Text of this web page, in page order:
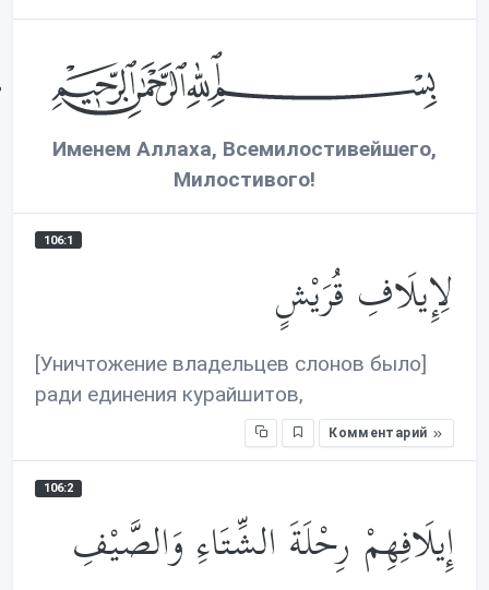
y
e
t
n
Именем Аллаха, Всемилостивейшего,
Милостивого!
106:1
لِإِيلَافِ قُرَيْشٍ
[Уничтожение владельцев слонов было]
ради единения курайшитов,
Комментарий
106:2
إِيلَافِهِمْ رِحْلَةَ الشِّتَاءِ وَالصَّيْفِ